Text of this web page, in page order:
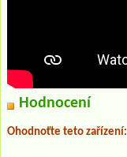
Hodnocení
Ohodnoťte teto zařízení: